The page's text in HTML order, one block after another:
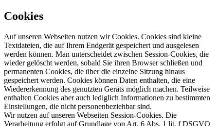
Cookies
Auf unseren Webseiten nutzen wir Cookies. Cookies sind kleine
Textdateien, die auf Ihrem Endgerät gespeichert und ausgelesen
werden können. Man unterscheidet zwischen Session-Cookies, die
wieder gelöscht werden, sobald Sie ihren Browser schließen und
permanenten Cookies, die über die einzelne Sitzung hinaus
gespeichert werden. Cookies können Daten enthalten, die eine
Wiedererkennung des genutzten Geräts möglich machen. Teilweise
enthalten Cookies aber auch lediglich Informationen zu bestimmten
Einstellungen, die nicht personenbeziehbar sind.
Wir nutzen auf unseren Webseiten Session-Cookies. Die
Verarbeitung erfolgt auf Grundlage von Art. 6 Abs. 1 lit. f DSGVO